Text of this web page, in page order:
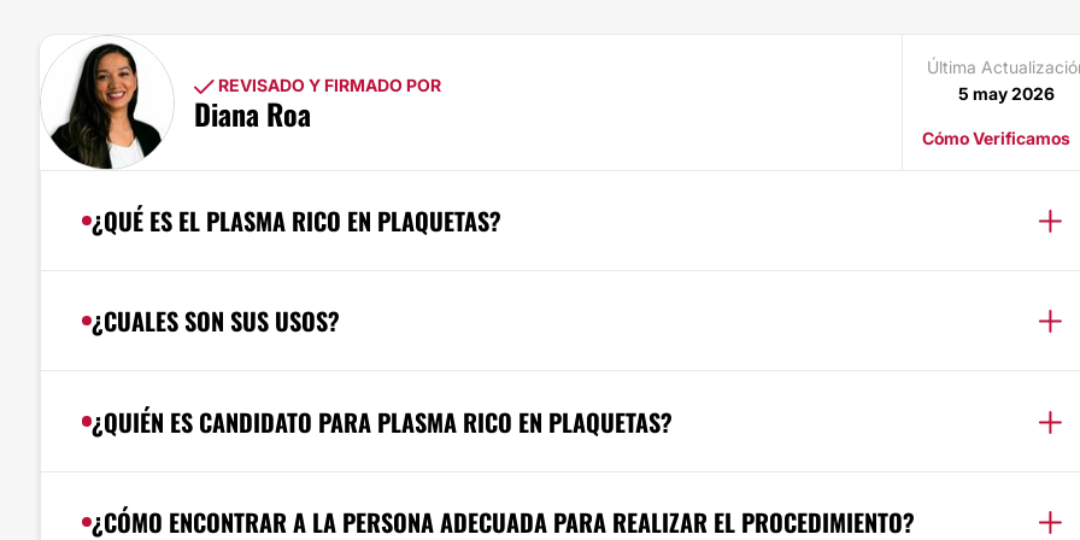
REVISADO Y FIRMADO POR
Diana Roa
Última
5 may 2026
Cómo Verificamos
¿QUÉ ES EL PLASMA RICO EN PLAQUETAS?
¿CUALES SON SUS USOS?
¿QUIÉN ES CANDIDATO PARA PLASMA RICO EN PLAQUETAS?
¿CÓMO ENCONTRAR A LA PERSONA ADECUADA PARA REALIZAR EL PROCEDIMIENTO?